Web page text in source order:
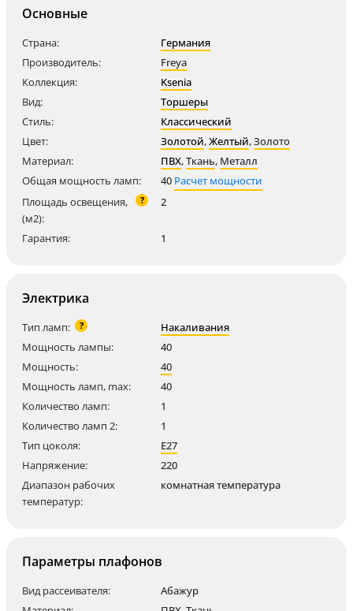
Основные
Страна:
Германия
Производитель:
Freya
Коллекция:
Ksenia
Вид:
Торшеры
Стиль:
Классический
Цвет:
Золотой,Желтый,Золото
Материал:
ПВХ,Ткань, Металл
Общая мощность ламп:
40 Расчет мощности
Площадь освещения,
(м2):
? 2
Гарантия: 1
Электрика
Тип ламп: ?
Накаливания
Мощность лампы:
40
Мощность:
40
Мощность ламп, max:
40
Количество ламп:
1
Количество ламп 2:
1
Тип цоколя:
E27
Напряжение:
220
Диапазон рабочих
температур:
комнатная температура
Параметры плафонов
Вид рассеивателя:
Абажур